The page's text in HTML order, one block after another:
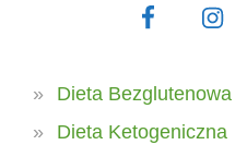
Dieta Bezglutenowa
Dieta Ketogeniczna